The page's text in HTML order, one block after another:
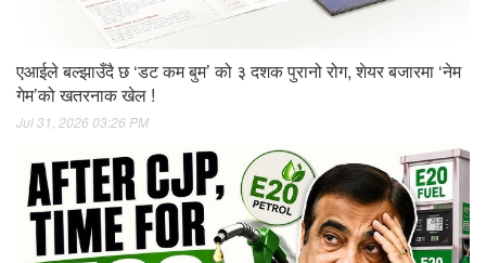
एआईले बल्झाउँदै छ ‘डट कम बुम’ को ३ दशक पुरानो रोग, शेयर बजारमा ‘नेम
गेम’को खतरनाक खेल !
Jul 31, 2026 03:26 PM